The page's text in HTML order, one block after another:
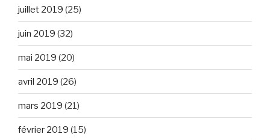
juillet 2019 (25)
juin 2019 (32)
mai 2019 (20)
avril 2019 (26)
mars 2019 (21)
février 2019 (15)